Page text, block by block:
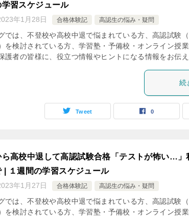
学習スケジュール
年1月28日 合格体験記 高認生の悩み・疑問
では、不登校や高校中退で悩まれている方、高認試験
を検討されている方、学習塾・予備校・オンライン授
護者の皆様に、役立つ情報やヒントになる情報をお伝
続
Tweet 0
ら高校中退して高認試験合格「テストが怖い…」
| １週間の学習スケジュール
年1月27日 合格体験記 高認生の悩み・疑問
では、不登校や高校中退で悩まれている方、高認試験
を検討されている方、学習塾・予備校・オンライン授